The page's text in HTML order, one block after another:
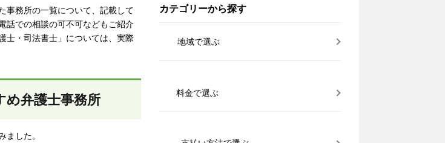
事務所の一覧について、記載して
話での相談の可不可などもご紹介
士・司法書士」については、実際
め弁護士事務所
ました。
カテゴリーから探す
地域で選ぶ
料金で選ぶ